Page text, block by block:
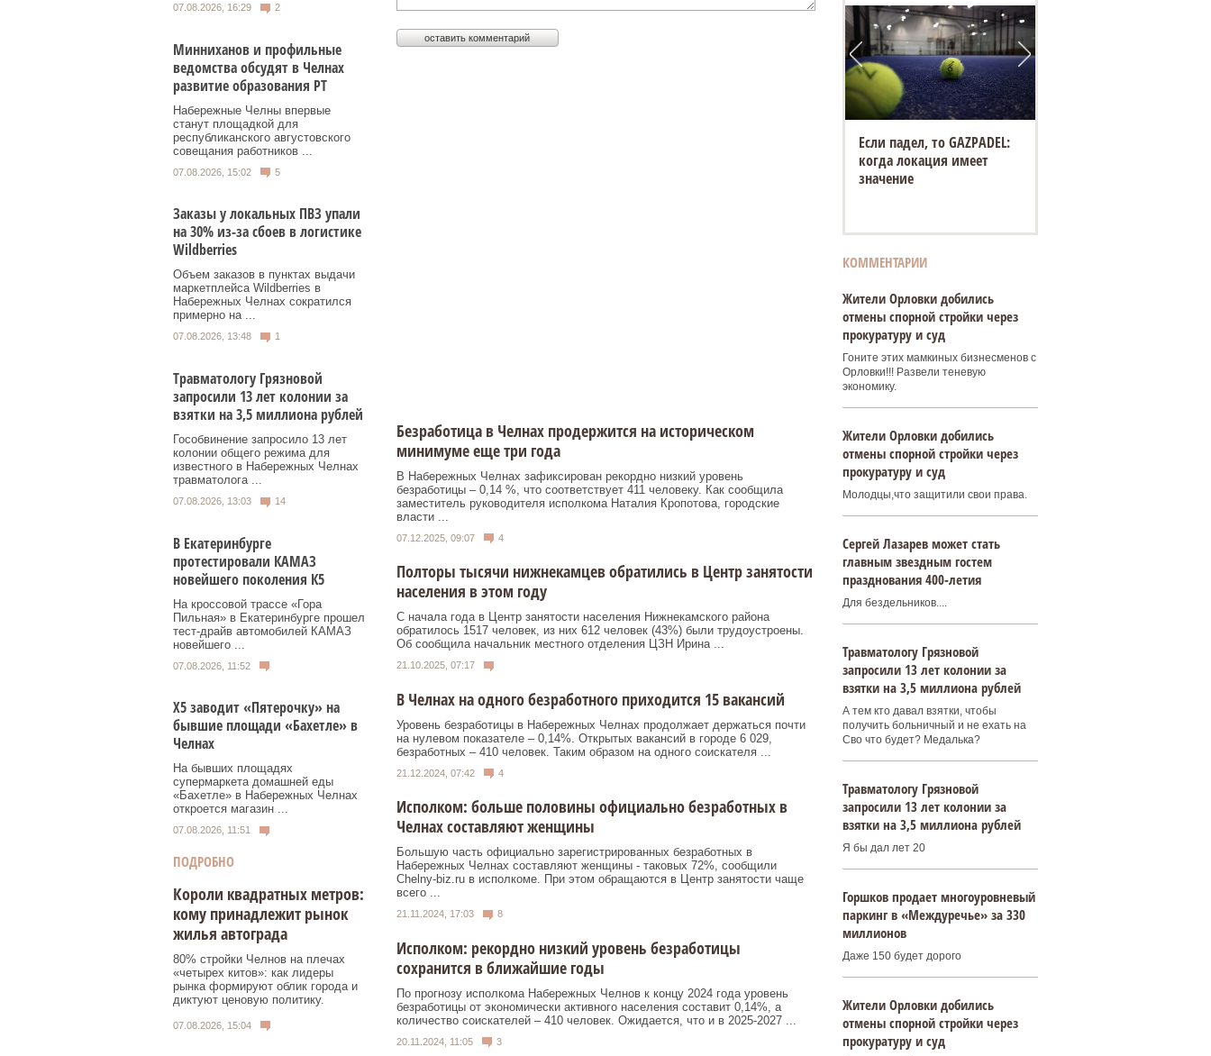
07.08.2026, 16:29 2
Минниханов и профильные
ведомства обсудят в Челнах
развитие образования РТ
Набережные Челны впервые
станут площадкой для
республиканского августовского
совещания работников ...
07.08.2026, 15:02 5
Заказы у локальных ПВЗ упали
на 30% из-за сбоев в логистике
Wildberries
Объем заказов в пунктах выдачи
маркетплейса Wildberries в
Набережных Челнах сократился
примерно на ...
07.08.2026, 13:48 1
Травматологу Грязновой
запросили 13 лет колонии за
взятки на 3,5 миллиона рублей
Гособвинение запросило 13 лет
колонии общего режима для
известного в Набережных Челнах
травматолога ...
07.08.2026, 13:03 14
В Екатеринбурге
протестировали КАМАЗ
новейшего поколения К5
На кроссовой трассе «Гора
Пильная» в Екатеринбурге прошел
тест-драйв автомобилей КАМАЗ
новейшего ...
07.08.2026, 11:52
Х5 заводит «Пятерочку» на
бывшие площади «Бахетле» в
Челнах
На бывших площадях
супермаркета домашней еды
«Бахетле» в Набережных Челнах
откроется магазин ...
07.08.2026, 11:51
ПОДРОБНО
Короли квадратных метров:
кому принадлежит рынок
жилья автограда
80% стройки Челнов на плечах
«четырех китов»: как лидеры
рынка формируют облик города и
диктуют ценовую политику.
07.08.2026, 15:04
Безработица в Челнах продержится на историческом
минимуме еще три года
В Набережных Челнах зафиксирован рекордно низкий уровень
безработицы – 0,14 %, что соответствует 411 человеку. Как сообщила
заместитель руководителя исполкома Наталия Кропотова, городские
власти ...
07.12.2025, 09:07 4
Полторы тысячи нижнекамцев обратились в Центр занятости
населения в этом году
С начала года в Центр занятости населения Нижнекамского района
обратилось 1517 человек, из них 612 человек (43%) были трудоустроены.
Об сообщила начальник местного отделения ЦЗН Ирина ...
21.10.2025, 07:17
В Челнах на одного безработного приходится 15 вакансий
Уровень безработицы в Набережных Челнах продолжает держаться почти
на нулевом показателе – 0,14%. Открытых вакансий в городе 6 029,
безработных – 410 человек. Таким образом на одного соискателя ...
21.12.2024, 07:42 4
Исполком: больше половины официально безработных в
Челнах составляют женщины
Большую часть официально зарегистрированных безработных в
Набережных Челнах составляют женщины - таковых 72%, сообщили
Chelny-biz.ru в исполкоме. При этом обращаются в Центр занятости чаще
всего ...
21.11.2024, 17:03 8
Исполком: рекордно низкий уровень безработицы
сохранится в ближайшие годы
По прогнозу исполкома Набережных Челнов к концу 2024 года уровень
безработицы от экономически активного населения составит 0,14%, а
количество соискателей – 410 человек. Ожидается, что и в 2025-2027 ...
20.11.2024, 11:05 3
Если падел, то GAZPADEL:
когда локация имеет
значение
КОММЕНТАРИИ
Жители Орловки добились
отмены спорной стройки через
прокуратуру и суд
Гоните этих мамкиных бизнесменов с
Орловки!!! Развели теневую
экономику.
Жители Орловки добились
отмены спорной стройки через
прокуратуру и суд
Молодцы,что защитили свои права.
Сергей Лазарев может стать
главным звездным гостем
празднования 400‑летия
Для бездельников....
Травматологу Грязновой
запросили 13 лет колонии за
взятки на 3,5 миллиона рублей
А тем кто давал взятки, чтобы
получить больничный и не ехать на
Сво что будет? Медалька?
Травматологу Грязновой
запросили 13 лет колонии за
взятки на 3,5 миллиона рублей
Я бы дал лет 20
Горшков продает многоуровневый
паркинг в «Междуречье» за 330
миллионов
Даже 150 будет дорого
Жители Орловки добились
отмены спорной стройки через
прокуратуру и суд